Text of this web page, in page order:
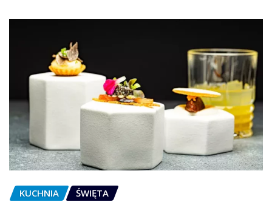
KUCHNIA ŚWIĘTA